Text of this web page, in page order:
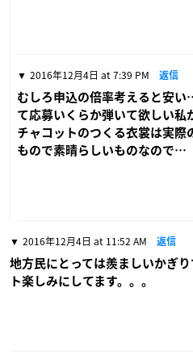
2016年12月4日 at 7:39 PM 返信
むしろ申込の倍率考えると安
て応募いくらか弾いて欲しい
チャコットのつくる衣裳は実際
もので素晴らしいものなので…
2016年12月4日 at 11:52 AM 返信
地方民にとっては羨ましいかぎ
ト楽しみにしてます。。。